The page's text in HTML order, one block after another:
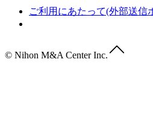
ご利用にあたって(外部送信
© Nihon M&A Center Inc.